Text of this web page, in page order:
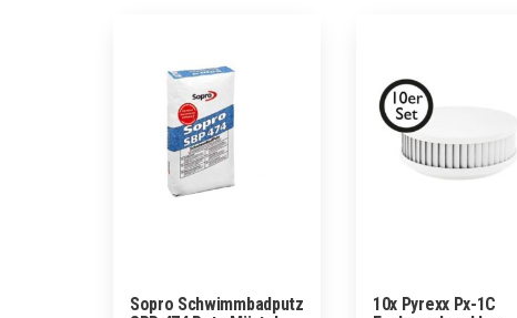
Sopro Schwimmbadputz
10x Pyrexx Px-1C